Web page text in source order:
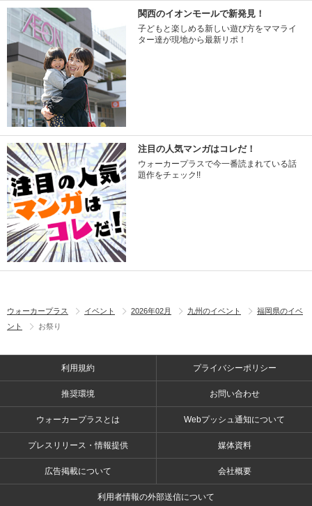
関西のイオンモールで新発見！
子どもと楽しめる新しい遊び方をママライ
ター達が現地から最新リポ！
注目の人気マンガはコレだ！
ウォーカープラスで今一番読まれている話
題作をチェック!!
ウォーカープラス イベント 2026年02月 九州のイベント
福岡県のイベ
ント
お祭り
利用規約 プライバシーポリシー
推奨環境 お問い合わせ
ウォーカープラスとは Webプッシュ通知について
プレスリリース・情報提供 媒体資料
広告掲載について 会社概要
利用者情報の外部送信について